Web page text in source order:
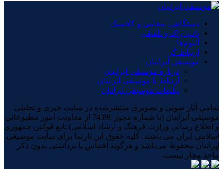
×
دستگاهی، مقامی و کلاسیک
پاپ، راک و تلفیقی
آلبوم‌ها
ارتباط گر
موسیقی ایرانیان
درباره موسیقی ایرانیان
ارتباط با موسیقی ایرانیان
تبلیغات موسیقی ایرانیان
تمامی آثار صوتی و تصویری منتشرشده در سایت خبری و تحلیلی
موسیقی ایرانیان (با شماره مجوز 74398 از معاونت امور مطبوعاتی
و اطلاع رسانی وزارت فرهنگ و ارشاد اسلامی) تابع قوانین جمهوری
اسلامی ایران می باشند. کلیه حقوق این تارنما برای سایت موسیقی
ایرانیان محفوظ می‌باشد و هرگونه اقتباس یا برداشتی بدون ذکر
ماخذ مجاز نیست.